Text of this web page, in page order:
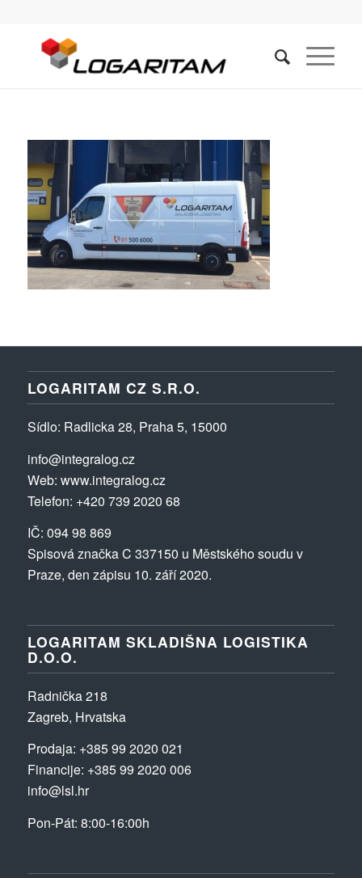
LOGARITAM CZ S.R.O.
Sídlo: Radlicka 28, Praha 5, 15000
info@integralog.cz
Web: www.integralog.cz
Telefon: +420 739 2020 68
IČ: 094 98 869
Spisová značka C 337150 u Městského soudu v
Praze, den zápisu 10. září 2020.
LOGARITAM SKLADIŠNA LOGISTIKA
D.O.O.
Radnička 218
Zagreb, Hrvatska
Prodaja: +385 99 2020 021
Financije: +385 99 2020 006
info@lsl.hr
Pon-Pát: 8:00-16:00h